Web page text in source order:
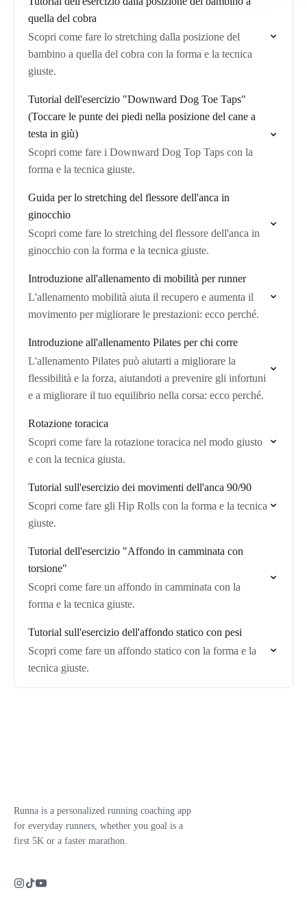
quella del cobra
Scopri come fare lo stretching dalla posizione del
bambino a quella del cobra con la forma e la tecnica
giuste.
Tutorial dell'esercizio "Downward Dog Toe Taps"
(Toccare le punte dei piedi nella posizione del cane a
testa in giù)
Scopri come fare i Downward Dog Top Taps con la
forma e la tecnica giuste.
Guida per lo stretching del flessore dell'anca in
ginocchio
Scopri come fare lo stretching del flessore dell'anca in
ginocchio con la forma e la tecnica giuste.
Introduzione all'allenamento di mobilità per runner
L'allenamento mobilità aiuta il recupero e aumenta il
movimento per migliorare le prestazioni: ecco perché.
Introduzione all'allenamento Pilates per chi corre
L'allenamento Pilates può aiutarti a migliorare la
flessibilità e la forza, aiutandoti a prevenire gli infortuni
e a migliorare il tuo equilibrio nella corsa: ecco perché.
Rotazione toracica
Scopri come fare la rotazione toracica nel modo giusto
e con la tecnica giusta.
Tutorial sull'esercizio dei movimenti dell'anca 90/90
Scopri come fare gli Hip Rolls con la forma e la tecnica
giuste.
Tutorial dell'esercizio "Affondo in camminata con
torsione"
Scopri come fare un affondo in camminata con la
forma e la tecnica giuste.
Tutorial sull'esercizio dell'affondo statico con pesi
Scopri come fare un affondo statico con la forma e la
tecnica giuste.
Runna is a personalized running coaching app
for everyday runners, whether you goal is a
first 5K or a faster marathon.